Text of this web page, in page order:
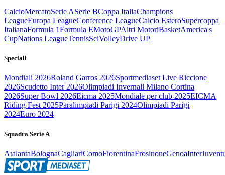
CalcioMercatoSerie ASerie BCoppa ItaliaChampions
LeagueEuropa LeagueConference LeagueCalcio EsteroSupercoppa
ItalianaFormula 1Formula EMotoGPAltri MotoriBasketAmerica's
CupNations LeagueTennisSciVolleyDrive UP
Speciali
Mondiali 2026Roland Garros 2026Sportmediaset Live Riccione
2026Scudetto Inter 2026Olimpiadi Invernali Milano Cortina
2026Super Bowl 2026Eicma 2025Mondiale per club 2025EICMA
Riding Fest 2025Paralimpiadi Parigi 2024Olimpiadi Parigi
2024Euro 2024
Squadra Serie A
AtalantaBolognaCagliariComoFiorentinaFrosinoneGenoaInter